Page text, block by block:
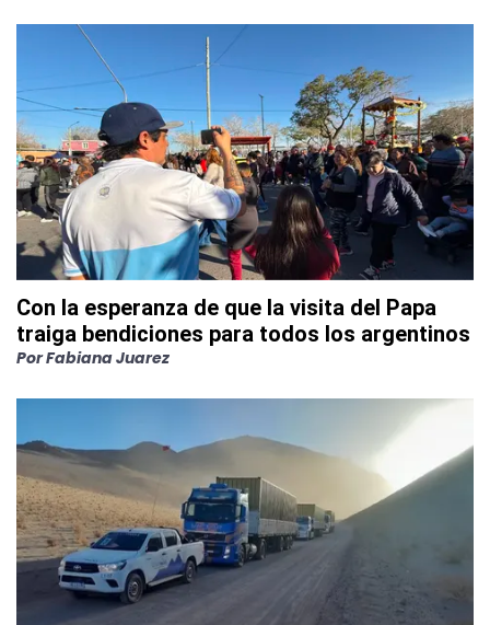
Con la esperanza de que la visita del Papa
traiga bendiciones para todos los argentinos
PorFabiana Juarez